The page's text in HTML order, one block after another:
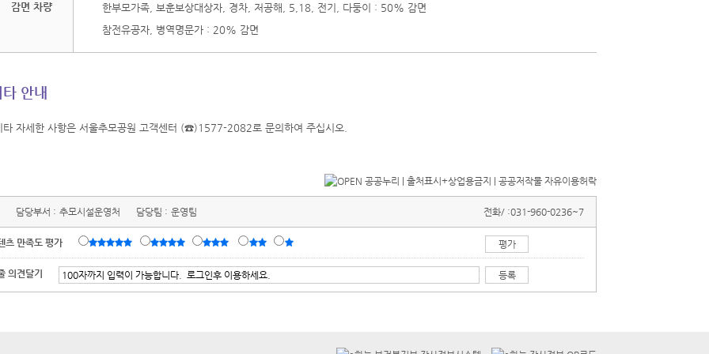
감면 차량
한부모가족, 보훈보상대상자, 경차, 저공해, 5,18, 전기, 다둥이 : 50% 감면
참전유공자, 병역명문가 : 20% 감면
안내
타 자세한 사항은 서울추모공원 고객센터 (☎)1577-2082로 문의하여 주십시오.
담당부서 : 추모시설운영처 담당팀 : 운영팀 전화/ :031-960-0236~7
츠 만족도 평가
의견달기